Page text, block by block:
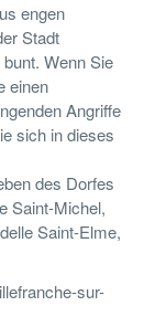
engen
Stadt
Wenn Sie
einen
Angriffe
sich in dieses
des Dorfes
Saint-Michel,
Saint-Elme,
sur-